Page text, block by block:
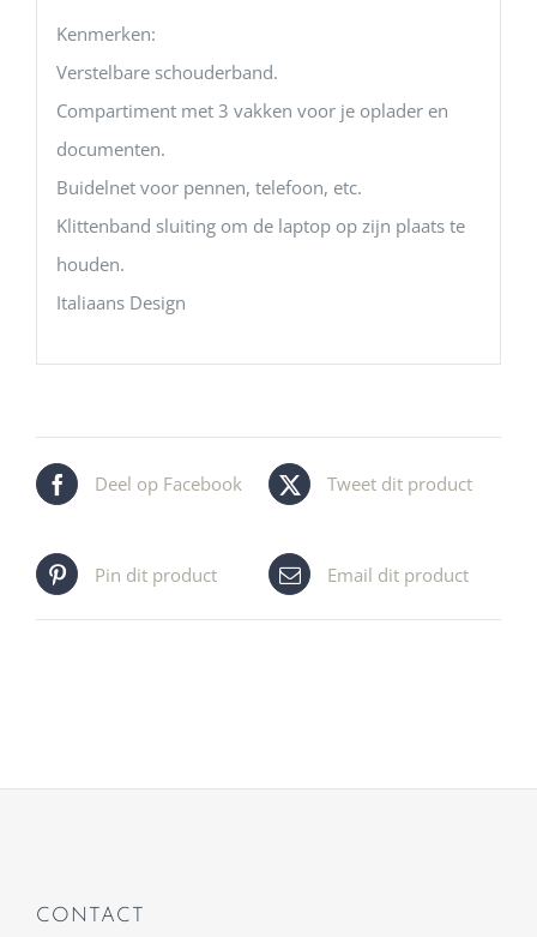
Kenmerken:
Verstelbare schouderband.
Compartiment met 3 vakken voor je oplader en
documenten.
Buidelnet voor pennen, telefoon, etc.
Klittenband sluiting om de laptop op zijn plaats te
houden.
Italiaans Design
Deel op Facebook Tweet dit product
Pin dit product Email dit product
CONTACT